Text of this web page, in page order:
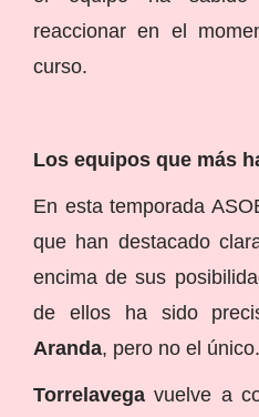
reaccionar en el
curso.
Los equipos que más
En esta temporada
que han destacado
encima de sus
de ellos ha sido
Aranda, pero no el único.
Torrelavegavuelve a